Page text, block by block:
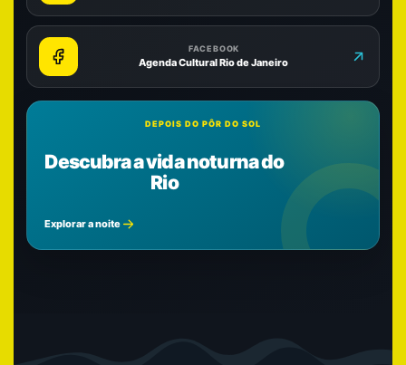
FACEBOOK
Agenda Cultural Rio de Janeiro
DEPOIS DO PÔR DO SOL
Descubra a vida noturna do
Rio
Explorar a noite